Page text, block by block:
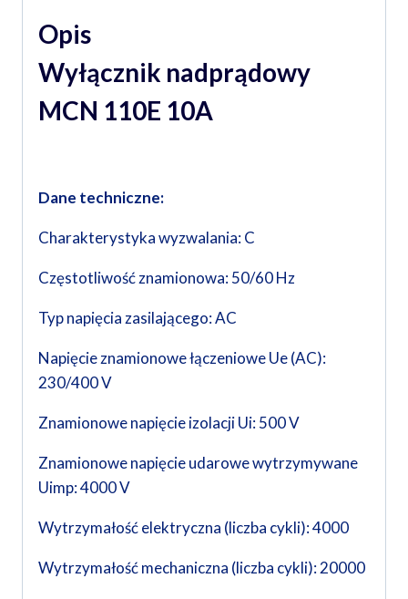
Opis
Wyłącznik nadprądowy
MCN 110E 10A
Dane techniczne:
Charakterystyka wyzwalania: C
Częstotliwość znamionowa: 50/60 Hz
Typ napięcia zasilającego: AC
Napięcie znamionowe łączeniowe Ue (AC):
230/400 V
Znamionowe napięcie izolacji Ui: 500 V
Znamionowe napięcie udarowe wytrzymywane
Uimp: 4000 V
Wytrzymałość elektryczna (liczba cykli): 4000
Wytrzymałość mechaniczna (liczba cykli): 20000